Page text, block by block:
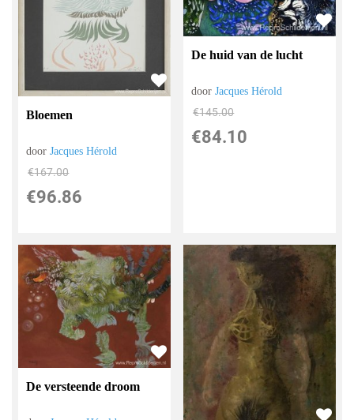
Bloemen
doorJacques Hérold
€167.00
€96.86
De huid van de lucht
doorJacques Hérold
€145.00
€84.10
De versteende droom